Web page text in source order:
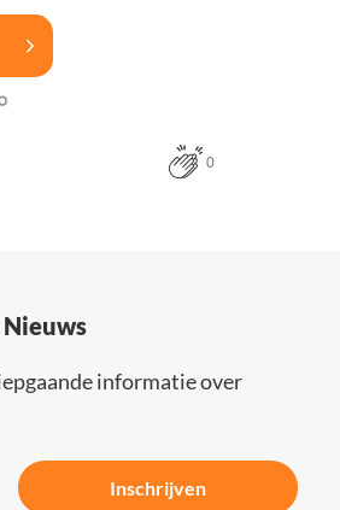
0
informatie over
Inschrijven